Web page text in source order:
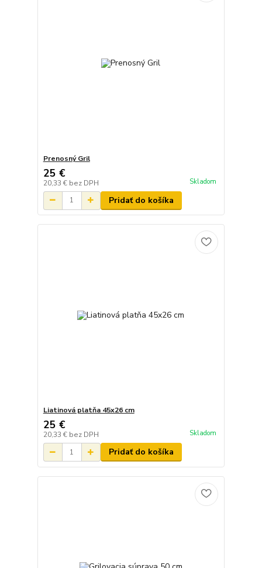
Prenosný Gril
25 €
20,33 € bez DPH Skladom
Pridať do košíka
Liatinová platňa 45x26 cm
25 €
20,33 € bez DPH Skladom
Pridať do košíka